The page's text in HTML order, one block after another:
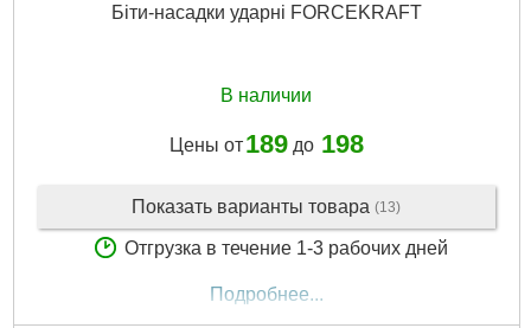
Біти-насадки ударні FORCEKRAFT
В наличии
Цены от 189до 198
Показать варианты товара (13)
Отгрузка в течение 1-3 рабочих дней
Подробнее...